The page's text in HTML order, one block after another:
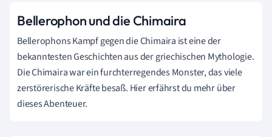
Bellerophon und die Chimaira
Bellerophons Kampf gegen die Chimaira ist eine der
bekanntesten Geschichten aus der griechischen Mythologie.
Die Chimaira war ein furchterregendes Monster, das viele
zerstörerische Kräfte besaß. Hier erfährst du mehr über
dieses Abenteuer.